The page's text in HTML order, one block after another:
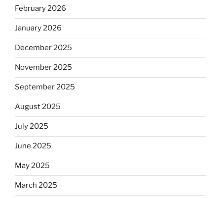
February 2026
January 2026
December 2025
November 2025
September 2025
August 2025
July 2025
June 2025
May 2025
March 2025